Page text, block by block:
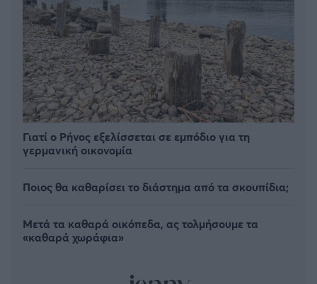
Γιατί ο Ρήνος εξελίσσεται σε εμπόδιο για τη
γερμανική οικονομία
Ποιος θα καθαρίσει το διάστημα από τα σκουπίδια;
Μετά τα καθαρά οικόπεδα, ας τολμήσουμε τα
«καθαρά χωράφια»